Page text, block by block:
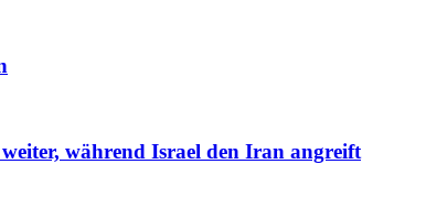
während Israel den Iran angreift